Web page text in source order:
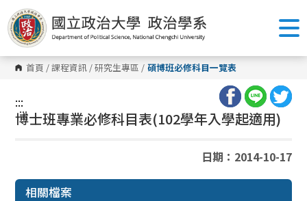
跳
到
主
要
內
容
區 首頁 /課程資訊 /研究生專區 / 碩博班必修科目一覽表
:::
:::
博士班專業必修科目表(102學年入學起適用)
日期：2014-10-17
相關檔案